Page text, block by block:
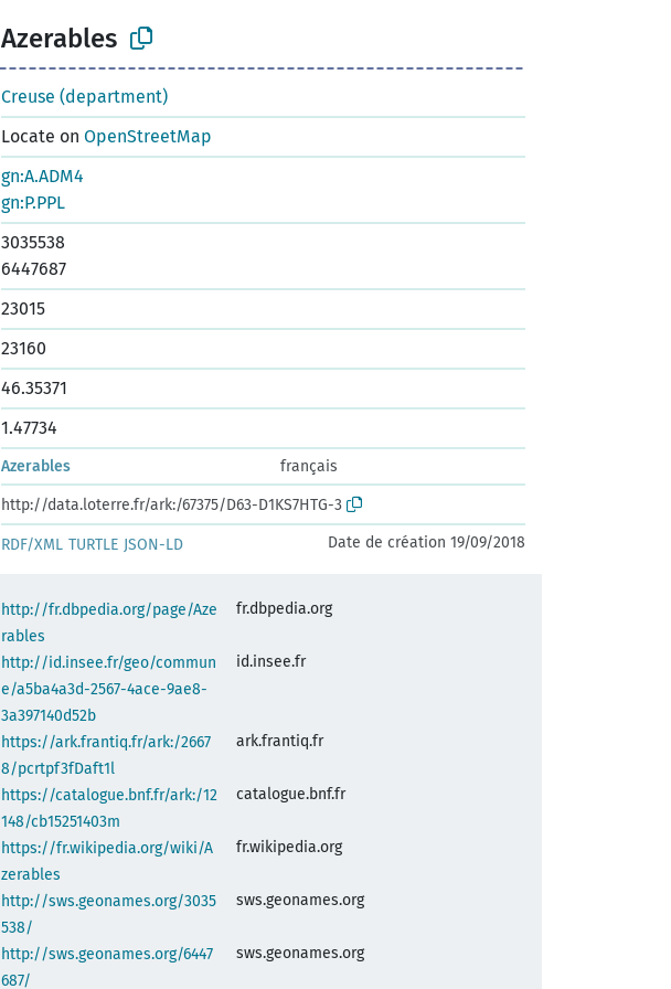
Azerables
Creuse (department)
Locate on OpenStreetMap
gn:A.ADM4
gn:P.PPL
3035538
6447687
23015
23160
46.35371
1.47734
Azerables
français
http://data.loterre.fr/ark:/67375/D63-D1KS7HTG-3
RDF/XML TURTLE JSON-LD Date de création 19/09/2018
http://fr.dbpedia.org/page/Aze
rables
fr.dbpedia.org
http://id.insee.fr/geo/commun
e/a5ba4a3d-2567-4ace-9ae8-
3a397140d52b
id.insee.fr
https://ark.frantiq.fr/ark:/2667
8/pcrtpf3fDaft1l
ark.frantiq.fr
https://catalogue.bnf.fr/ark:/12
148/cb15251403m
catalogue.bnf.fr
https://fr.wikipedia.org/wiki/A
zerables
fr.wikipedia.org
http://sws.geonames.org/3035
538/
sws.geonames.org
http://sws.geonames.org/6447
687/
sws.geonames.org